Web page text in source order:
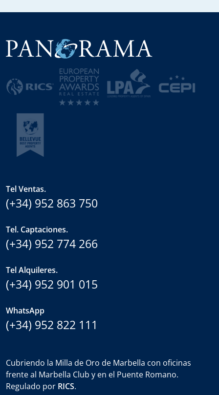
Tel Ventas.
(+34) 952 863 750
Tel. Captaciones.
(+34) 952 774 266
Tel Alquileres.
(+34) 952 901 015
WhatsApp
(+34) 952 822 111
Cubriendo la Milla de Oro de Marbella con oficinas
frente al Marbella Club y en el Puente Romano.
Regulado por RICS.